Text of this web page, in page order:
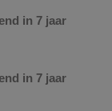
in 7 jaar
in 7 jaar